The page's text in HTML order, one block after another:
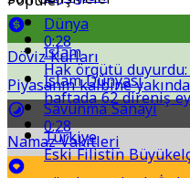
Döviz Kurları
Piyasanın kalbine
Namaz Vakitleri
Dünya
İslam
İslam Dünyası
Savunma Sanayi
Türkiye
0:28
Hak örgütü
haftada 62 direniş
0:28
Eski Filistin